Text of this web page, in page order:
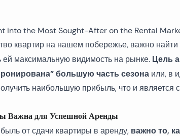
и виллы в Каштеле
и виллы в Примоштене
и виллы в Дубровнике
и виллы в Задаре
в Каштеле
в Хваре
квартир на нашем побережье, важно найти
ей максимальную видимость на рынке. Цель
большую часть сезона или, в
наибольшую прибыль, что и является
Важна для Успешной Аренды
от сдачи квартиры в аренду, важно то,